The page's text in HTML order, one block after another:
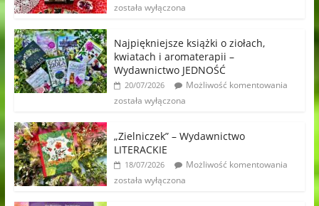
została wyłączona
Najpiękniejsze książki o ziołach,
kwiatach i aromaterapii –
Wydawnictwo JEDNOŚĆ
20/07/2026
Możliwość komentowania
została wyłączona
„Zielniczek” – Wydawnictwo
LITERACKIE
18/07/2026
Możliwość komentowania
została wyłączona